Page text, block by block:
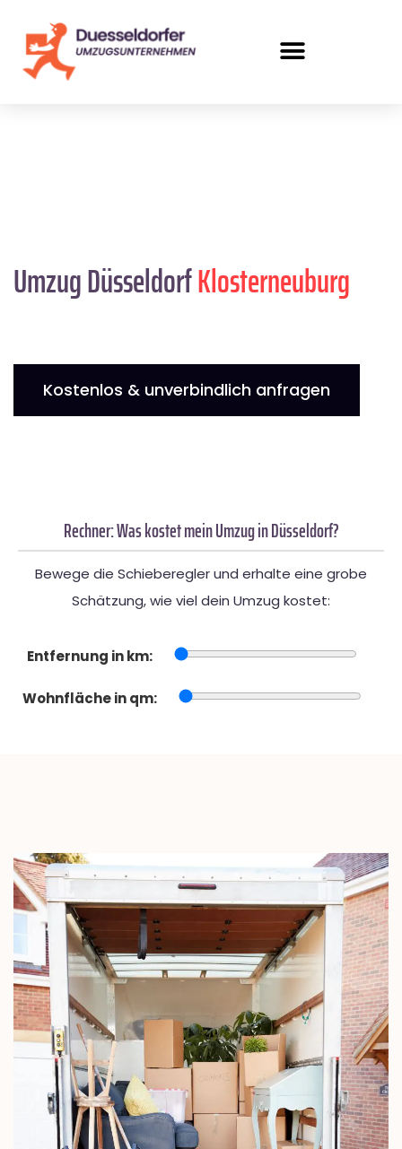
Umzug DüsseldorfKlosterneuburg
Kostenlos & unverbindlich anfragen
Rechner: Was kostet mein Umzug in Düsseldorf?
Bewege die Schieberegler und erhalte eine grobe
Schätzung, wie viel dein Umzug kostet:
Entfernung in km:
Wohnfläche in qm: